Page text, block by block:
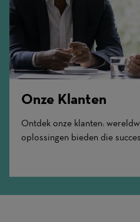
Onze Klanten
Ontdek onze klanten:
oplossingen bieden die